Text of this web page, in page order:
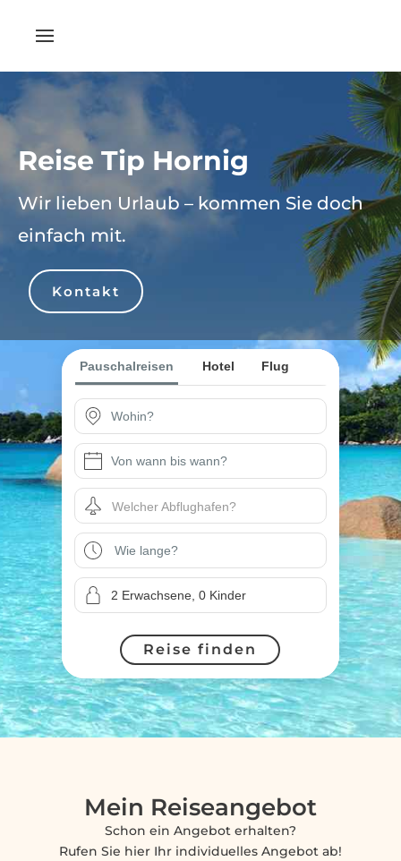
Reise Tip Hornig
Wir lieben Urlaub – kommen Sie doch
einfach mit.
Kontakt
Pauschalreisen Hotel Flug
Welcher Abflughafen?
Reise finden
Mein Reiseangebot
Schon ein Angebot erhalten?
Rufen Sie hier Ihr individuelles Angebot ab!